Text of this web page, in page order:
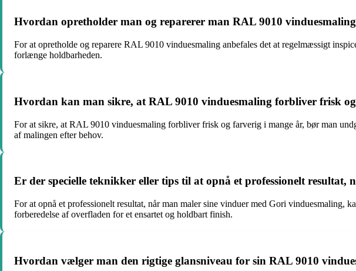
Hvordan opretholder man og reparerer man RAL 9010
For at opretholde og reparere RAL 9010 vinduesmaling anbefales det at regelmæssigt
forlænge holdbarheden.
Hvordan kan man sikre, at RAL 9010 vinduesmaling forbliver frisk
For at sikre, at RAL 9010 vinduesmaling forbliver frisk og farverig i mange år, bør man
af malingen efter behov.
Er der specielle teknikker eller tips til at opnå et professionelt
For at opnå et professionelt resultat, når man maler sine vinduer med Gori
forberedelse af overfladen for et ensartet og holdbart finish.
Hvordan vælger man den rigtige glansniveau for sin RAL 9010